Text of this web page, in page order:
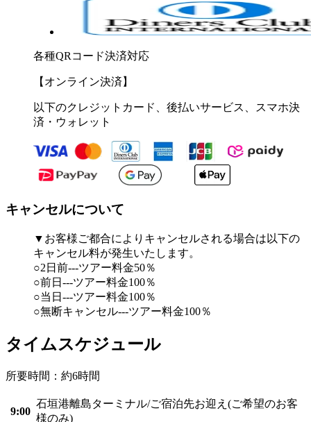
各種QRコード決済対応
【オンライン決済】
以下のクレジットカード、後払いサービス、スマホ決
済・ウォレット
キャンセルについて
▼お客様ご都合によりキャンセルされる場合は以下の
キャンセル料が発生いたします。
○2日前---ツアー料金50％
○前日---ツアー料金100％
○当日---ツアー料金100％
○無断キャンセル---ツアー料金100％
タイムスケジュール
所要時間：約6時間
9:00
石垣港離島ターミナル/ご宿泊先お迎え(ご希望のお客
様のみ)